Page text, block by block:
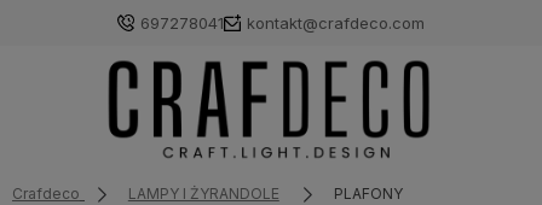
697278041 kontakt@crafdeco.com
Crafdeco LAMPY I ŻYRANDOLE PLAFONY